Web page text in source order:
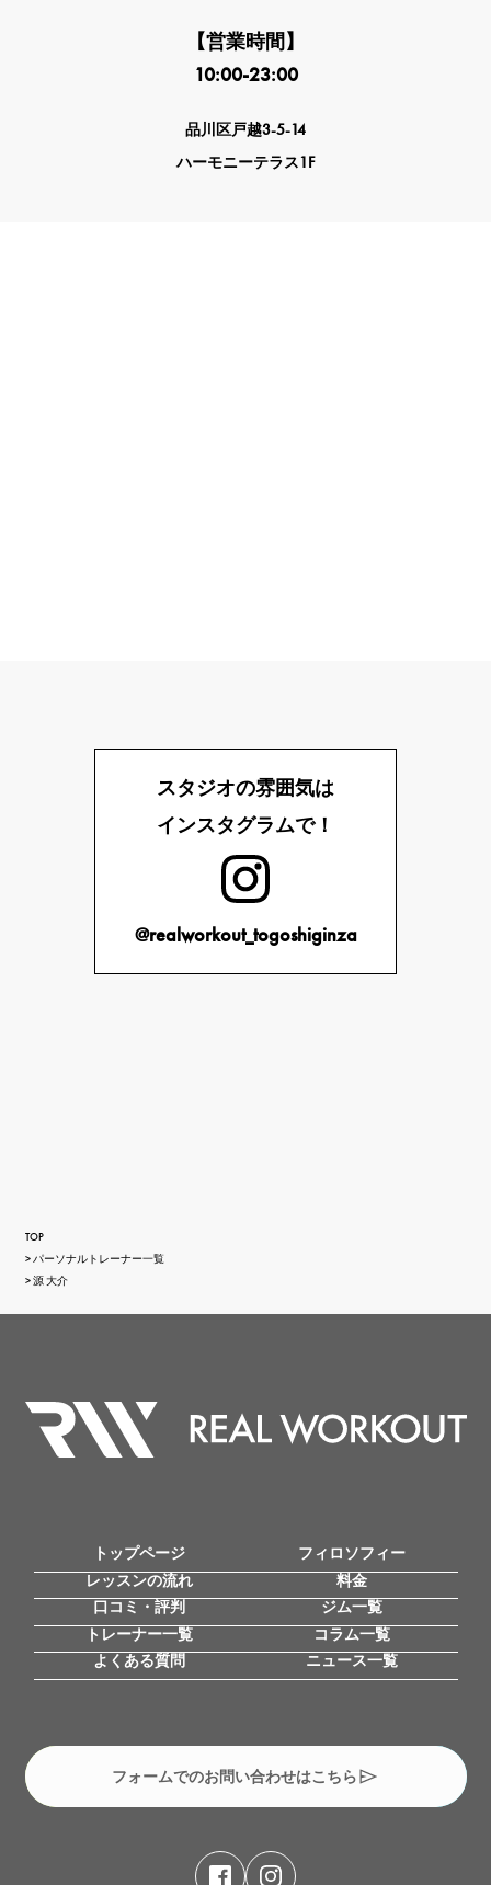
【営業時間】
10:00-23:00
品川区戸越3-5-14
ハーモニーテラス1F
スタジオの雰囲気は
インスタグラムで！
@realworkout_togoshiginza
TOP
パーソナルトレーナー一覧
源 大介
トップページ
フィロソフィー
レッスンの流れ
料金
口コミ・評判
ジム一覧
トレーナー一覧
コラム一覧
よくある質問
ニュース一覧
フォームでのお問い合わせはこちら